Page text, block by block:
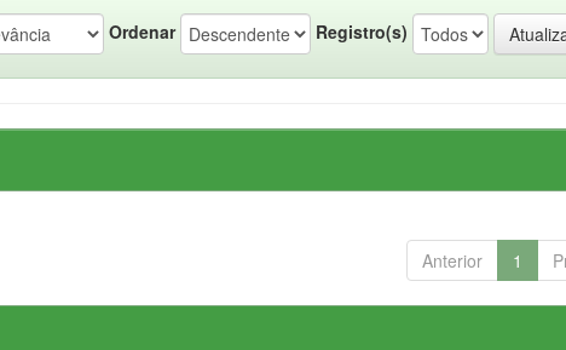
Ordenar Registro(s)
Anterior 1